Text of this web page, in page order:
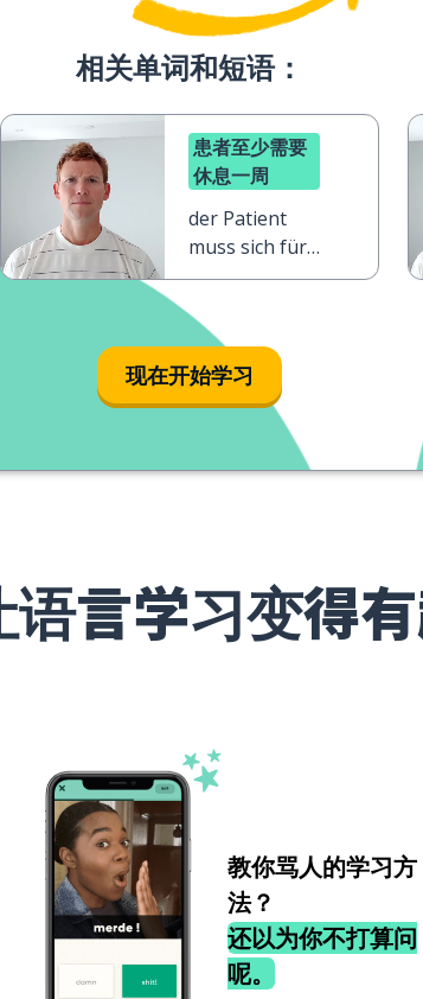
相关单词和短语：
患者至少需要
休息一周
der Patient
muss sich für
mindestens
ausruhen
现在开始学习
言学习变得有
教你骂人的学习方
法？
还以为你不打算问
呢。